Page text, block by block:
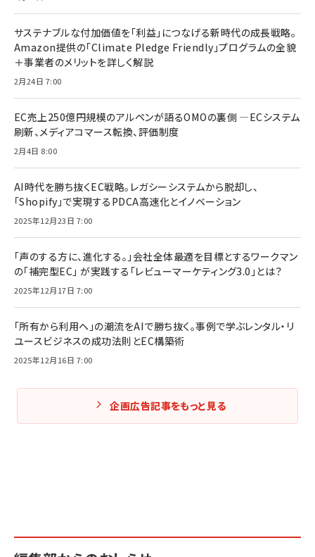
サステナブルな付加価値を「利益」につなげる新時代の成長戦略。
Amazon提供の「Climate Pledge Friendly」プログラムの全貌
＋事業者のメリットを詳しく解説
2月24日 7:00
EC売上250億円規模のアルペンが語るOMOの裏側 ―ECシステム
刷新、メディアコマース転換、評価制度
2月4日 8:00
AI時代を勝ち抜くEC戦略。レガシーシステムから脱却し、
「Shopify」で実現するPDCA高速化とイノベーション
2025年12月23日 7:00
「声のする方に、進化する。」会社全体最適を目標とするワークマン
の「補完型EC」 が実践する「レビューマーケティング3.0」とは？
2025年12月17日 7:00
「所有から利用へ」の潮流をAIで勝ち抜く。事例で学ぶレンタル・リ
ユースビジネスの成功法則とEC構築術
2025年12月16日 7:00
企画広告記事をもっと見る